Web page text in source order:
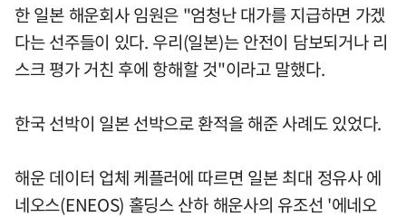
한 일본 해운회사 임원은 "엄청난 대가를 지급하면 가겠
다는 선주들이 있다. 우리(일본)는 안전이 담보되거나 리
스크 평가 거친 후에 항해할 것"이라고 말했다.
한국 선박이 일본 선박으로 환적을 해준 사례도 있었다.
해운 데이터 업체 케플러에 따르면 일본 최대 정유사 에
네오스(ENEOS) 홀딩스 산하 해운사의 유조선 '에네오